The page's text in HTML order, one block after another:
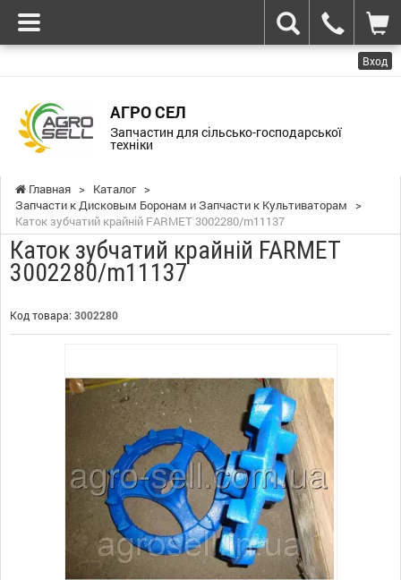
Вход
АГРО СЕЛ
Запчастин для сільсько-господарської
техніки
Главная > Каталог >
Запчасти к Дисковым Боронам и Запчасти к Культиваторам
>
Каток зубчатий крайній FARMET 3002280/m11137
Каток зубчатий крайній FARMET
3002280/m11137
Код товара: 3002280